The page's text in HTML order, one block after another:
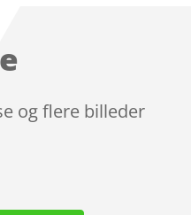
og flere billeder